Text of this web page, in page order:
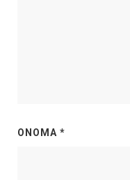
ΌΝΟΜΑ *